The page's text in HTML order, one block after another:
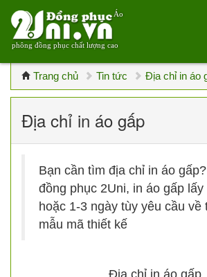
Áo
phông đồng phục chất lượng cao
Trang chủ Tin tức Địa chỉ in áo
Địa chỉ in áo gấp
Bạn cần tìm địa chỉ in áo
đồng phục 2Uni, in áo gấp
hoặc 1-3 ngày tùy yêu cầu về
mẫu mã thiết kế
Địa chỉ in áo gấp